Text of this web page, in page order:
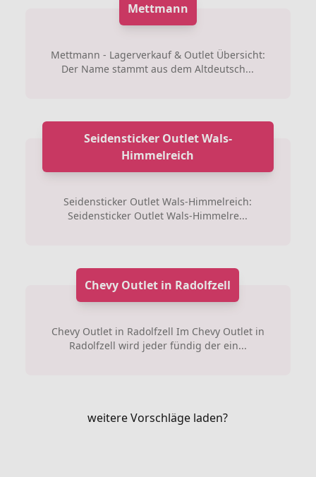
Mettmann
Mettmann - Lagerverkauf & Outlet Übersicht:
Der Name stammt aus dem Altdeutsch...
Seidensticker Outlet Wals-
Himmelreich
Seidensticker Outlet Wals-Himmelreich:
Seidensticker Outlet Wals-Himmelre...
Chevy Outlet in Radolfzell
Chevy Outlet in Radolfzell Im Chevy Outlet in
Radolfzell wird jeder fündig der ein...
weitere Vorschläge laden?